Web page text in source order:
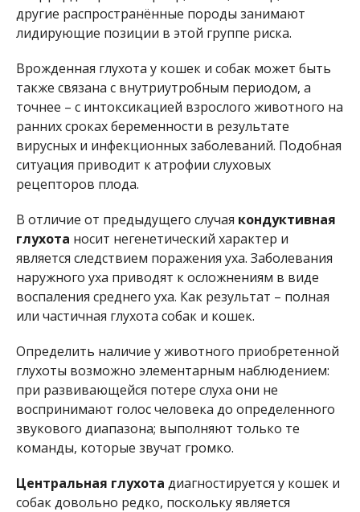
другие распространённые породы занимают
лидирующие позиции в этой группе риска.
Врожденная глухота у кошек и собак может быть
также связана с внутриутробным периодом, а
точнее – с интоксикацией взрослого животного на
ранних сроках беременности в результате
вирусных и инфекционных заболеваний. Подобная
ситуация приводит к атрофии слуховых
рецепторов плода.
В отличие от предыдущего случая кондуктивная
глухота носит негенетический характер и
является следствием поражения уха. Заболевания
наружного уха приводят к осложнениям в виде
воспаления среднего уха. Как результат – полная
или частичная глухота собак и кошек.
Определить наличие у животного приобретенной
глухоты возможно элементарным наблюдением:
при развивающейся потере слуха они не
воспринимают голос человека до определенного
звукового диапазона; выполняют только те
команды, которые звучат громко.
Центральная глухота диагностируется у кошек и
собак довольно редко, поскольку является